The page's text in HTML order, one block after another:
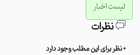
لیست اخبار
نظرات
0 نظر برای این مطلب وجود دارد